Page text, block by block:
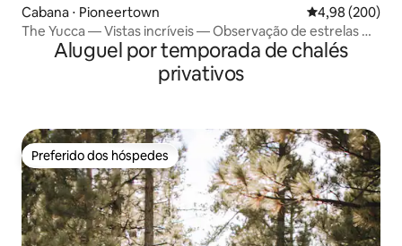
Cabana ⋅ Pioneertown 4,98 de uma
4,98 (200)
The Yucca — Vistas incríveis — Observação de estrelas —
FogueiraAluguel por temporada de chalés
privativos
Preferido dos hóspedes
Preferido dos hóspedes